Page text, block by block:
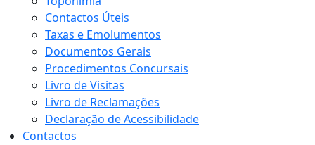
Contactos Úteis
Taxas e Emolumentos
Documentos Gerais
Procedimentos Concursais
Livro de Visitas
Livro de Reclamações
Declaração de Acessibilidade
Contactos